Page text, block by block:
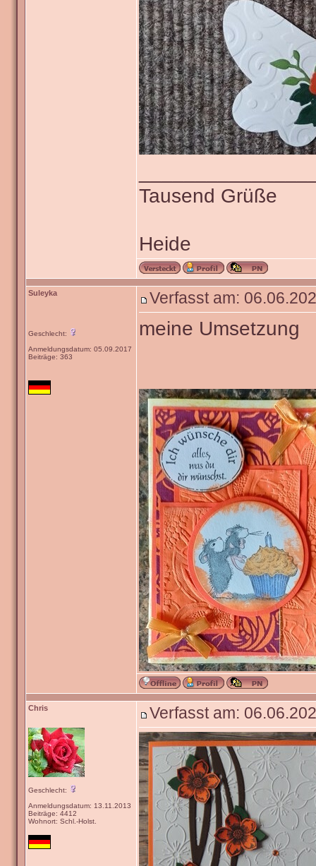
Tausend Grüße
Heide
Suleyka
Geschlecht:
Anmeldungsdatum: 05.09.2017
Beiträge: 363
Verfasst am:
meine Umsetzung
Chris
Geschlecht:
Anmeldungsdatum: 13.11.2013
Beiträge: 4412
Wohnort: Schl.-Holst.
Verfasst am: